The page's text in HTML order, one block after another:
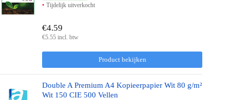
Tijdelijk uitverkocht
Product bekijken
€4.59
€5.55 incl. btw
Double A Premium A4 Kopieerpapier Wit 80 g/m²
Wit 150 CIE 500 Vellen